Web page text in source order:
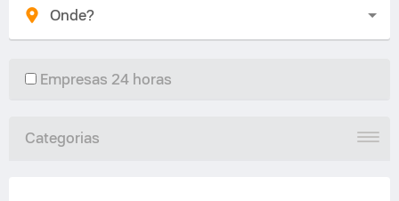
Empresas 24 horas
Categorias